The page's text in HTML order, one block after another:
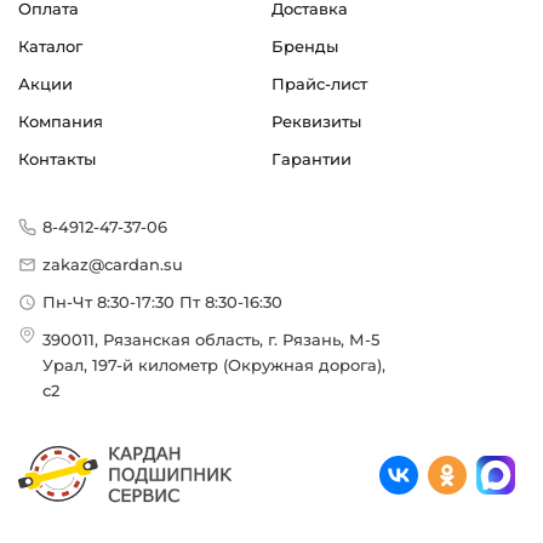
Оплата
Доставка
Каталог
Бренды
Акции
Прайс-лист
Компания
Реквизиты
Контакты
Гарантии
8-4912-47-37-06
zakaz@cardan.su
Пн-Чт 8:30-17:30 Пт 8:30-16:30
390011, Рязанская область, г. Рязань, М-5
Урал, 197-й километр (Окружная дорога),
с2